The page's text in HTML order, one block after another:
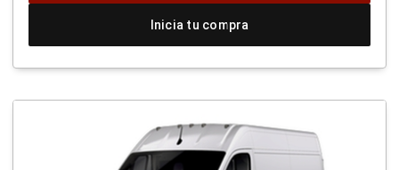
Inicia tu compra